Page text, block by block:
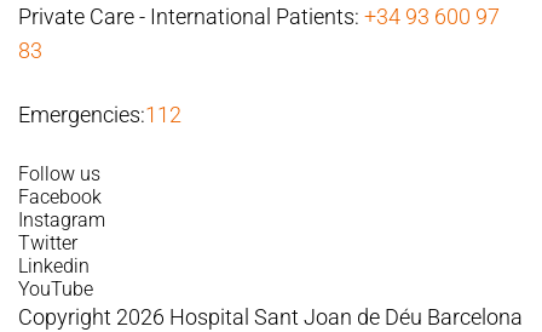
Private Care - International Patients: +34 93 600 97
83
Emergencies:112
Follow us
Facebook
Instagram
Twitter
Linkedin
YouTube
Copyright 2026 Hospital Sant Joan de Déu Barcelona